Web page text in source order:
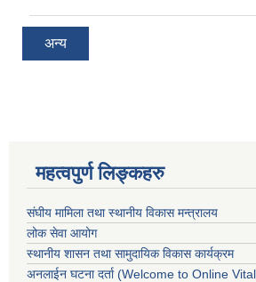
अन्य
महत्वपुर्ण लिङ्कहरु
संघीय मामिला तथा स्थानीय विकास मन्त्रालय
लोक सेवा आयोग
स्थानीय शासन तथा सामुदायिक विकास कार्यक्रम
अनलाईन घटना दर्ता (Welcome to Online